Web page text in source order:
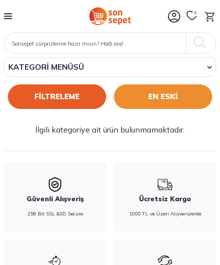
0
KATEGORI MENÜSÜ
FİLTRELEME
İlgili kategoriye ait ürün bulunmamaktadır.
Güvenli Alışveriş
256 Bit SSL &3D Secure
Ücretsiz Kargo
1000 TL ve Üzeri Alışverişlerde